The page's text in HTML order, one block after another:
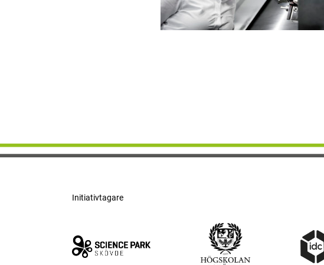
Initiativtagare